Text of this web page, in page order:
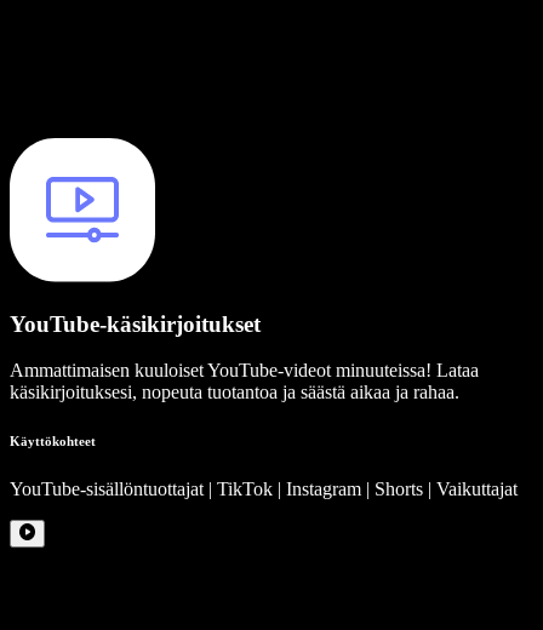
YouTube-käsikirjoitukset
Ammattimaisen kuuloiset YouTube-videot minuuteissa! Lataa
käsikirjoituksesi, nopeuta tuotantoa ja säästä aikaa ja rahaa.
Käyttökohteet
YouTube-sisällöntuottajat | TikTok | Instagram | Shorts | Vaikuttajat